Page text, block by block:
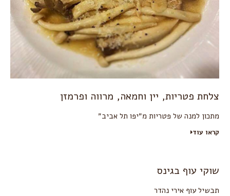
צלחת פטריות, יין וחמאה, מרווה ופרמזן
מתכון למנה של פטריות מ״יפו תל אביב״
קראו עוד
שוקי עוף בגינס
תבשיל עוף אירי נהדר